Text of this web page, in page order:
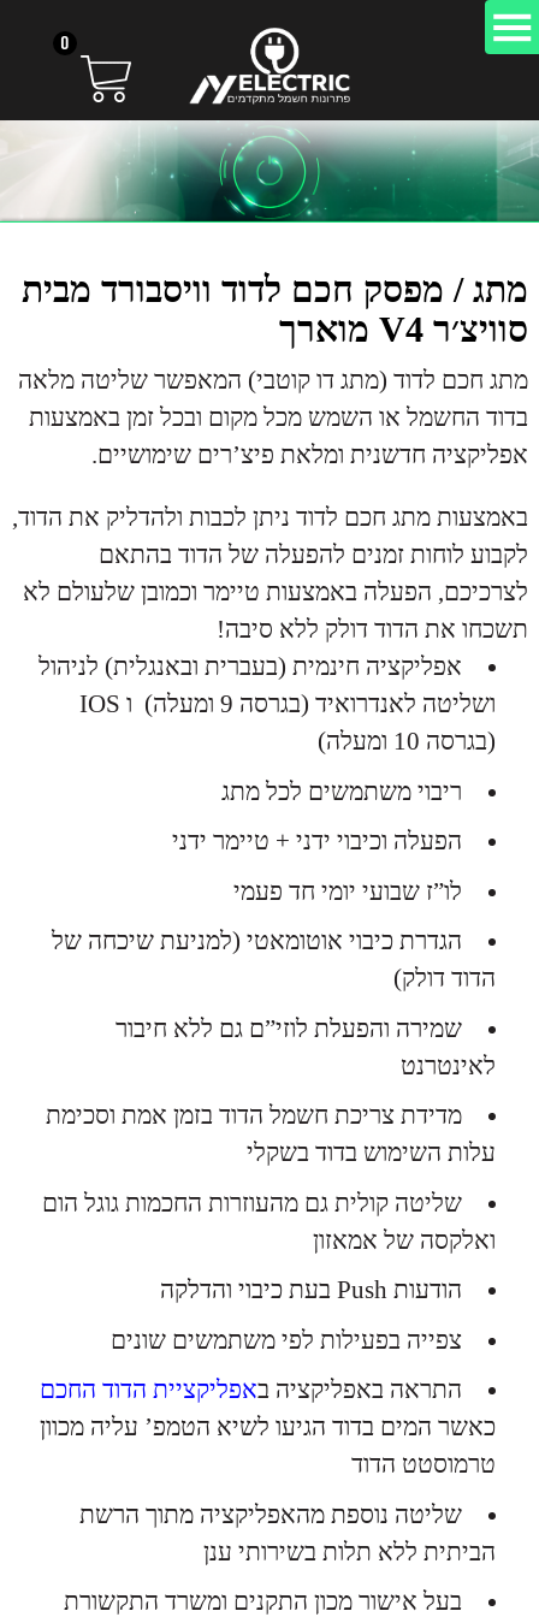
0
מתג / מפסק חכם לדוד וויסבורד מבית
סוויצ׳ר V4 מוארך
מתג חכם לדוד (מתג דו קוטבי) המאפשר שליטה מלאה
בדוד החשמל או השמש מכל מקום ובכל זמן באמצעות
אפליקציה חדשנית ומלאת פיצ’רים שימושיים.
באמצעות מתג חכם לדוד ניתן לכבות ולהדליק את הדוד,
לקבוע לוחות זמנים להפעלה של הדוד בהתאם
לצרכיכם, הפעלה באמצעות טיימר וכמובן שלעולם לא
תשכחו את הדוד דולק ללא סיבה!
אפליקציה חינמית (בעברית ובאנגלית) לניהול
ושליטה לאנדרואיד (בגרסה 9 ומעלה) ו IOS
(בגרסה 10 ומעלה)
ריבוי משתמשים לכל מתג
הפעלה וכיבוי ידני + טיימר ידני
לו”ז שבועי יומי חד פעמי
הגדרת כיבוי אוטומאטי (למניעת שיכחה של
הדוד דולק)
שמירה והפעלת לוזי”ם גם ללא חיבור
לאינטרנט
מדידת צריכת חשמל הדוד בזמן אמת וסכימת
עלות השימוש בדוד בשקלי
שליטה קולית גם מהעוזרות החכמות גוגל הום
ואלקסה של אמאזון
הודעות Push בעת כיבוי והדלקה
צפייה בפעילות לפי משתמשים שונים
התראה באפליקציה באפליקציית הדוד החכם
כאשר המים בדוד הגיעו לשיא הטמפ’ עליה מכוון
טרמוסטט הדוד
שליטה נוספת מהאפליקציה מתוך הרשת
הביתית ללא תלות בשירותי ענן
בעל אישור מכון התקנים ומשרד התקשורת